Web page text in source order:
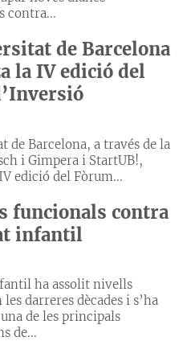
contra...
de Barcelona
la IV edició del
de Barcelona, a través de la
i Gimpera i StartUB!,
edició del Fòrum...
funcionals contra
infantil
ha assolit nivells
darreres dècades i s’ha
de les principals
de...